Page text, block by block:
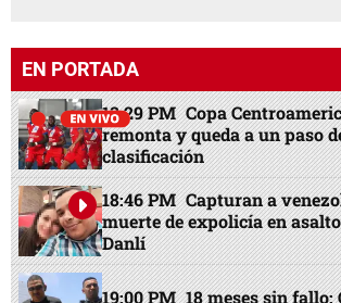
EN PORTADA
13:29 PM Copa
remonta y queda a un paso
clasificación
18:46 PM Capturan a
muerte de expolicía en
Danlí
19:00 PM 18 meses sin